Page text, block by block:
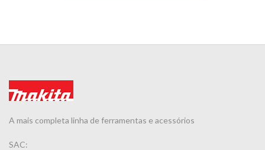
A mais completa linha de ferramentas e acessórios
SAC: